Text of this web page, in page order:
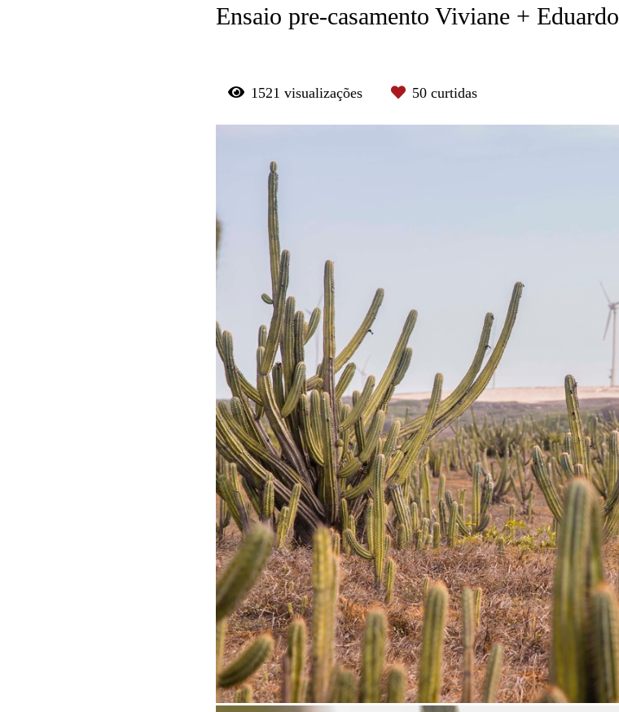
Ensaio pre-casamento Viviane + Eduardo
1521 visualizações 50 curtidas